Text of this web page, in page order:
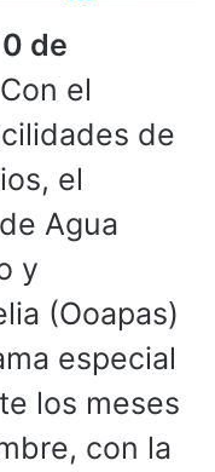
de
el
de
el
Agua
y
(Ooapas)
especial
los meses
con la